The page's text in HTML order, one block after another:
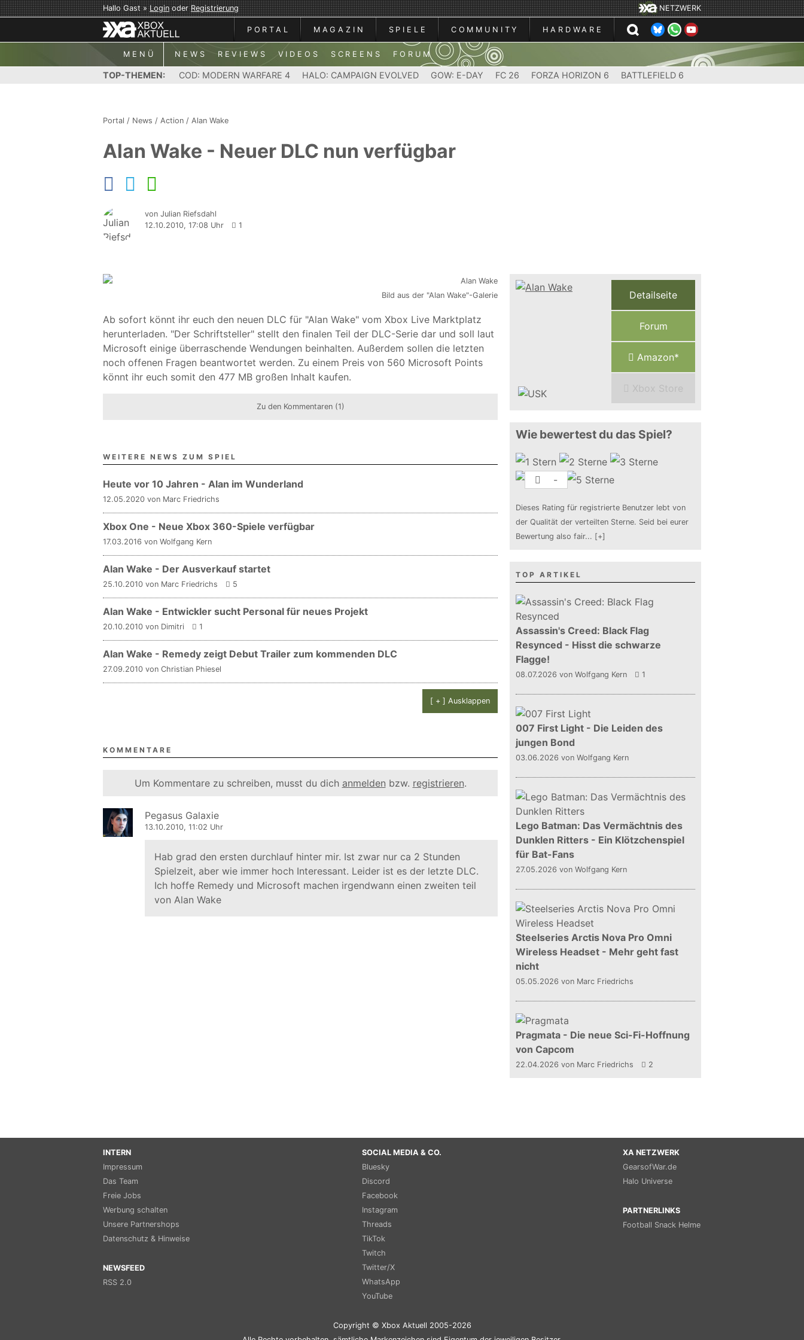
Hallo Gast »LoginoderRegistrierung NETZWERK
PORTAL MAGAZIN SPIELE COMMUNITY HARDWARE
MENÜ NEWS REVIEWS VIDEOS SCREENS FORUM
TOP-THEMEN: COD: MODERN WARFARE 4 HALO: CAMPAIGN EVOLVED GOW: E-DAY FC 26 FORZA HORIZON 6 BATTLEFIELD 6
Portal / News / Action / Alan Wake
Alan Wake - Neuer DLC nun verfügbar
von Julian Riefsdahl
12.10.2010, 17:08 Uhr
1
Bild aus der "Alan Wake"-Galerie
Ab sofort könnt ihr euch den neuen DLC für "Alan Wake" vom Xbox Live Marktplatz
herunterladen. "Der Schriftsteller" stellt den finalen Teil der DLC-Serie dar und soll laut
Microsoft einige überraschende Wendungen beinhalten. Außerdem sollen die letzten
noch offenen Fragen beantwortet werden. Zu einem Preis von 560 Microsoft Points
könnt ihr euch somit den 477 MB großen Inhalt kaufen.
Zu den Kommentaren (1)
WEITERE NEWS ZUM SPIEL
Heute vor 10 Jahren - Alan im Wunderland
12.05.2020 von Marc Friedrichs
Xbox One - Neue Xbox 360-Spiele verfügbar
17.03.2016 von Wolfgang Kern
Alan Wake - Der Ausverkauf startet
25.10.2010 von Marc Friedrichs 5
Alan Wake - Entwickler sucht Personal für neues Projekt
20.10.2010 von Dimitri 1
Alan Wake - Remedy zeigt Debut Trailer zum kommenden DLC
27.09.2010 von Christian Phiesel
[ + ] Ausklappen
KOMMENTARE
Um Kommentare zu schreiben, musst du dich anmelden bzw. registrieren.
Pegasus Galaxie
13.10.2010, 11:02 Uhr
Hab grad den ersten durchlauf hinter mir. Ist zwar nur ca 2 Stunden
Spielzeit, aber wie immer hoch Interessant. Leider ist es der letzte DLC.
Ich hoffe Remedy und Microsoft machen irgendwann einen zweiten teil
von Alan Wake
Detailseite
Forum
Amazon*
Xbox Store
Wie bewertest du das Spiel?
-
Dieses Rating für registrierte Benutzer lebt von
der Qualität der verteilten Sterne. Seid bei eurer
Bewertung also fair... [+]
TOP ARTIKEL
Assassin's Creed: Black Flag
Resynced - Hisst die schwarze
Flagge!
08.07.2026 von Wolfgang Kern 1
007 First Light - Die Leiden des
jungen Bond
03.06.2026 von Wolfgang Kern
Lego Batman: Das Vermächtnis des
Dunklen Ritters - Ein Klötzchenspiel
für Bat-Fans
27.05.2026 von Wolfgang Kern
Steelseries Arctis Nova Pro Omni
Wireless Headset - Mehr geht fast
nicht
05.05.2026 von Marc Friedrichs
Pragmata - Die neue Sci-Fi-Hoffnung
von Capcom
22.04.2026 von Marc Friedrichs 2
INTERN
Impressum
Das Team
Freie Jobs
Werbung schalten
Unsere Partnershops
Datenschutz & Hinweise
NEWSFEED
RSS 2.0
SOCIAL MEDIA & CO.
Bluesky
Discord
Facebook
Instagram
Threads
TikTok
Twitch
Twitter/X
WhatsApp
YouTube
XA NETZWERK
GearsofWar.de
Halo Universe
PARTNERLINKS
Football Snack Helme
Copyright © Xbox Aktuell 2005-2026